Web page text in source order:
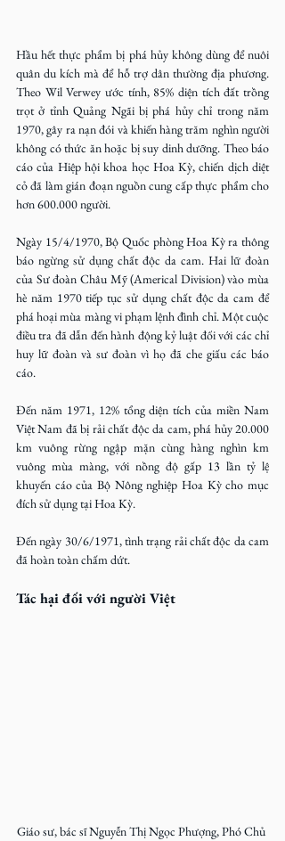
Hầu hết thực phẩm bị phá hủy không dùng để nuôi
quân du kích mà để hỗ trợ dân thường địa phương.
Theo Wil Verwey ước tính, 85% diện tích đất trồng
trọt ở tỉnh Quảng Ngãi bị phá hủy chỉ trong năm
1970, gây ra nạn đói và khiến hàng trăm nghìn người
không có thức ăn hoặc bị suy dinh dưỡng. Theo báo
cáo của Hiệp hội khoa học Hoa Kỳ, chiến dịch diệt
cỏ đã làm gián đoạn nguồn cung cấp thực phẩm cho
hơn 600.000 người.
Ngày 15/4/1970, Bộ Quốc phòng Hoa Kỳ ra thông
báo ngừng sử dụng chất độc da cam. Hai lữ đoàn
của Sư đoàn Châu Mỹ (Americal Division) vào mùa
hè năm 1970 tiếp tục sử dụng chất độc da cam để
phá hoại mùa màng vi phạm lệnh đình chỉ. Một cuộc
điều tra đã dẫn đến hành động kỷ luật đối với các chỉ
huy lữ đoàn và sư đoàn vì họ đã che giấu các báo
cáo.
Đến năm 1971, 12% tổng diện tích của miền Nam
Việt Nam đã bị rải chất độc da cam, phá hủy 20.000
km vuông rừng ngập mặn cùng hàng nghìn km
vuông mùa màng, với nồng độ gấp 13 lần tỷ lệ
khuyến cáo của Bộ Nông nghiệp Hoa Kỳ cho mục
đích sử dụng tại Hoa Kỳ.
Đến ngày 30/6/1971, tình trạng rải chất độc da cam
đã hoàn toàn chấm dứt.
Tác hại đối với người Việt
Giáo sư, bác sĩ Nguyễn Thị Ngọc Phượng, Phó Chủ